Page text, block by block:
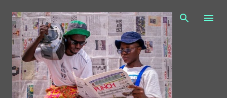
Passa ai contenuti principali